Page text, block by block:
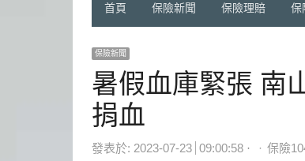
首頁 保險新聞 保險理賠 保
保險新聞
暑假血庫緊張 南
捐血
發表於: 2023-07-23 09:00:58 Author
保險